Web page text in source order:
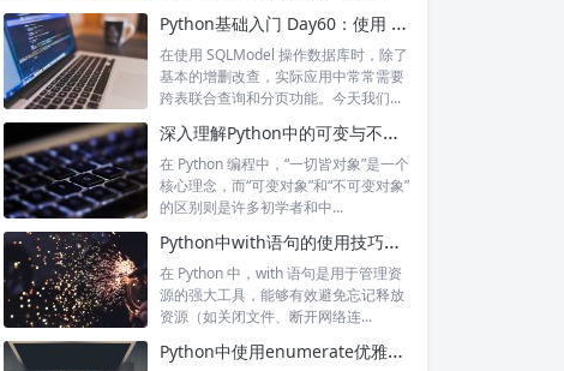
Python基础入门 Day60：使用 SQLModel 实现联合查询与分页查询
在使用 SQLModel 操作数据库时，除了
基本的增删改查，实际应用中常常需要
跨表联合查询和分页功能。今天我们...
深入理解Python中的可变与不可变对象
在 Python 编程中，“一切皆对象”是一个
核心理念，而“可变对象”和“不可变对象”
的区别则是许多初学者和中...
Python中with语句的使用技巧与上下文管理器原理解析
在 Python 中，with 语句是用于管理资
源的强大工具，能够有效避免忘记释放
资源（如关闭文件、断开网络连...
Python中使用enumerate优雅地遍历序列及索引